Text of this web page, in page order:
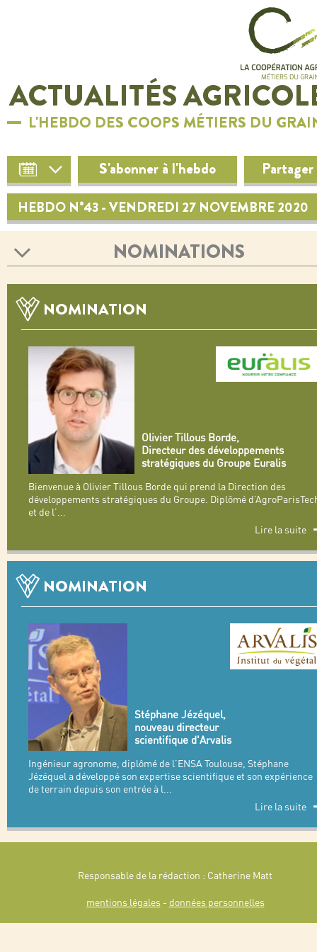
ACTUALITÉS
L'HEBDO DES COOPS MÉTIERS DU
S'abonner à l'hebdo Partager
HEBDO N°43 - VENDREDI 27 NOVEMBRE 2020
NOMINATIONS
NOMINATION
Olivier Tillous Borde,
Directeur des développements
stratégiques du Groupe Euralis
Bienvenue à Olivier Tillous Borde qui prend la Direction des
développements stratégiques du Groupe. Diplômé
et de l’...
Lire la suite
NOMINATION
Stéphane Jézéquel,
nouveau directeur
scientifique d'Arvalis
Ingénieur agronome, diplômé de l’ENSA Toulouse, Stéphane
Jézéquel a développé son expertise scientifique et son expérience
de terrain depuis son entrée à l...
Lire la suite
Responsable de la rédaction : Catherine Matt
mentions légales - données personnelles